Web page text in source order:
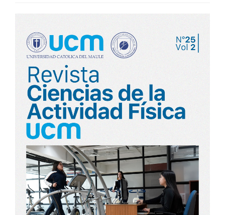
Barra
artículo